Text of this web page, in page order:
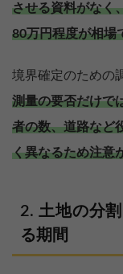
させる資料がなく
80万円程度が相場
境界確定のための
測量の要否だけで
者の数、道路など
く異なるため注意
土地の分
る期間